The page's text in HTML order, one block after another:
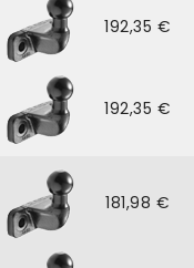
192,35 €
192,35 €
181,98 €